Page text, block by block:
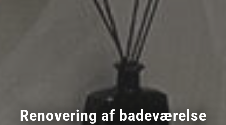
Renovering af badeværelse